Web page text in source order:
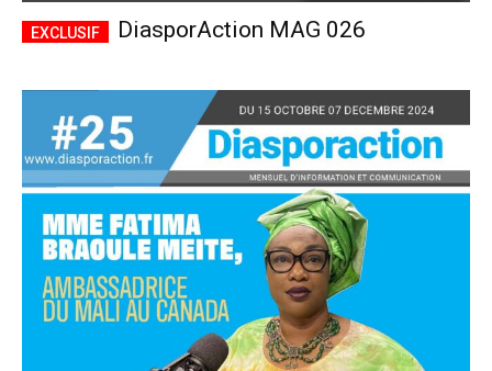
Accès complet
$22 / anplaceholder text
Tous les articles
Annonces
DiasporAction MAG 026